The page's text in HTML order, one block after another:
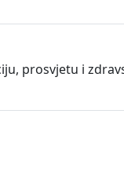
prosvjetu i